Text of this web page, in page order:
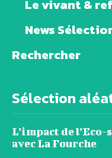
Le vivant &
News
Rechercher
Sélection
L’impact de
avec La Fourche